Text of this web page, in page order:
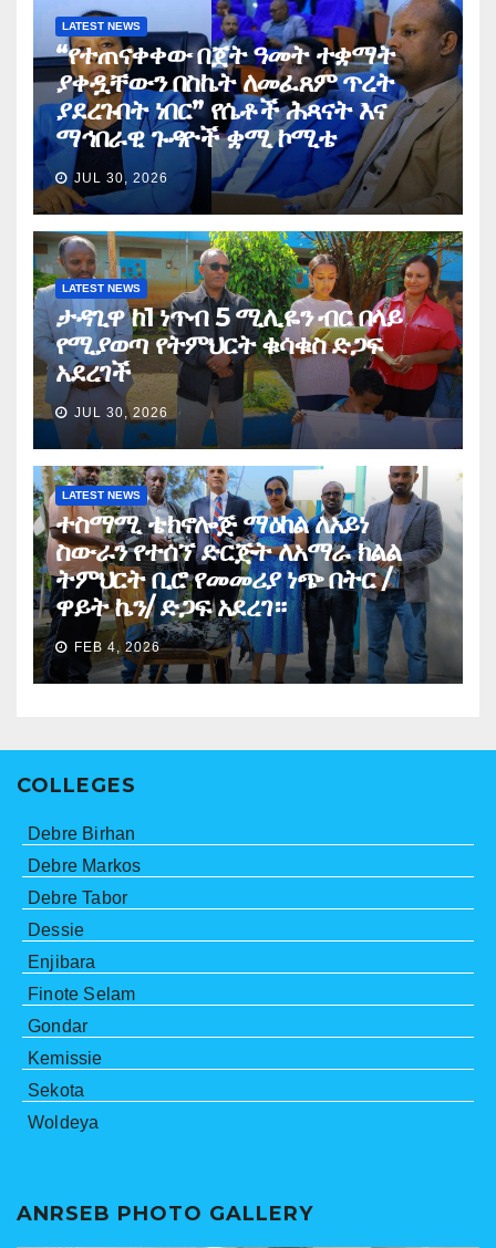
LATEST NEWS
“የተጠናቀቀው በጀት ዓመት ተቋማት
ያቀዷቸውን በስኬት ለመፈጸም ጥረት
ያደረጉበት ነበር” የሴቶች ሕጻናት እና
ማኅበራዊ ጉዳዮች ቋሚ ኮሚቴ
JUL 30, 2026
LATEST NEWS
ታዳጊዋ ከ1 ነጥብ 5 ሚሊዬን ብር በላይ
የሚያወጣ የትምህርት ቁሳቁስ ድጋፍ
አደረገች
JUL 30, 2026
LATEST NEWS
ተስማሚ ቴክኖሎጅ ማዕከል ለአይነ
ስውራን የተሰኘ ድርጅት ለአማራ ክልል
ትምህርት ቢሮ የመመሪያ ነጭ በትር /
ዋይት ኬን/ ድጋፍ አደረገ።
FEB 4, 2026
COLLEGES
Debre Birhan
Debre Markos
Debre Tabor
Dessie
Enjibara
Finote Selam
Gondar
Kemissie
Sekota
Woldeya
ANRSEB PHOTO GALLERY